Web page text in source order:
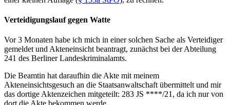
Verteidigungslauf gegen Watte
Vor 3 Monaten habe ich mich in einer solchen Sache als Verteidiger
gemeldet und Akteneinsicht beantragt, zunächst bei der Abteilung
241 des Berliner Landeskriminalamts.
Die Beamtin hat daraufhin die Akte mit meinem
Akteneinsichtsgesuch an die Staatsanwaltschaft übermittelt und mir
das dortige Aktenzeichen mitgeteilt: 283 JS ****/21, da ich nur von